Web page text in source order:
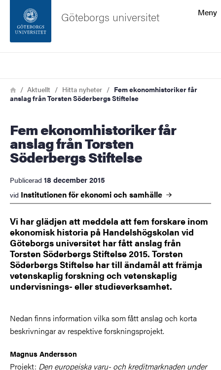
Sidfoten
Om webbplatsen
Meny
Göteborgs universitet
Länkstig
HemAktuellt Hitta nyheter
Fem ekonomhistoriker får
anslag från Torsten Söderbergs Stiftelse
Fem ekonomhistoriker får
anslag från Torsten
Söderbergs Stiftelse
Publicerad 18 december 2015
vid Institutionen för ekonomi och samhälle
Vi har glädjen att meddela att fem forskare inom
ekonomisk historia på Handelshögskolan vid
Göteborgs universitet har fått anslag från
Torsten Söderbergs Stiftelse 2015. Torsten
Söderbergs Stiftelse har till ändamål att främja
vetenskaplig forskning och vetenskaplig
undervisnings- eller studieverksamhet.
Nedan finns information vilka som fått anslag och korta
beskrivningar av respektive forskningsprojekt.
Magnus Andersson
Projekt: Den europeiska varu- och kreditmarknaden under